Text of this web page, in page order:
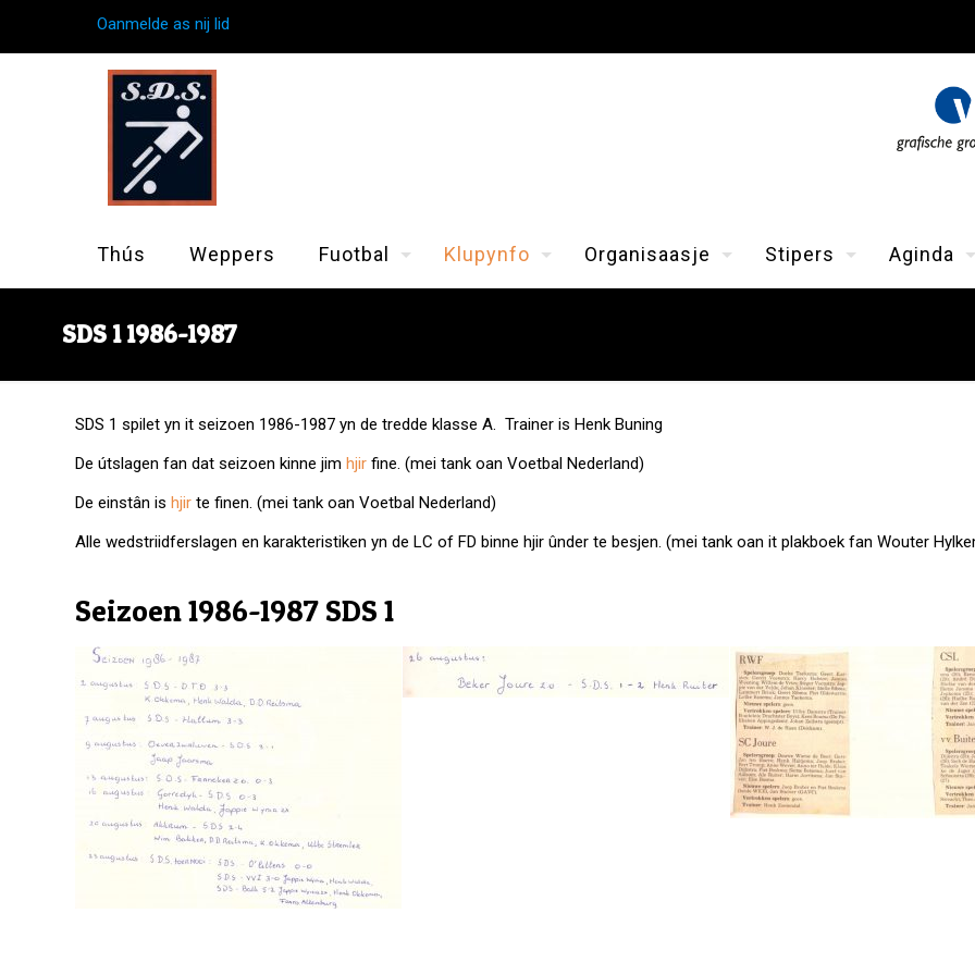
Oanmelde as nij lid
Thús Weppers Fuotbal Klupynfo Organisaasje Stipers Aginda
SDS 1 1986-1987
SDS 1 spilet yn it seizoen 1986-1987 yn de tredde klasse A. Trainer is Henk Buning
De útslagen fan dat seizoen kinne jimhjirfine. (mei tank oan Voetbal Nederland)
De einstân ishjirte finen. (mei tank oan Voetbal Nederland)
Alle wedstriidferslagen en karakteristiken yn de LC of FD binne hjir ûnder te besjen. (mei tank oan it plakboek fan Wouter
Seizoen 1986-1987 SDS 1